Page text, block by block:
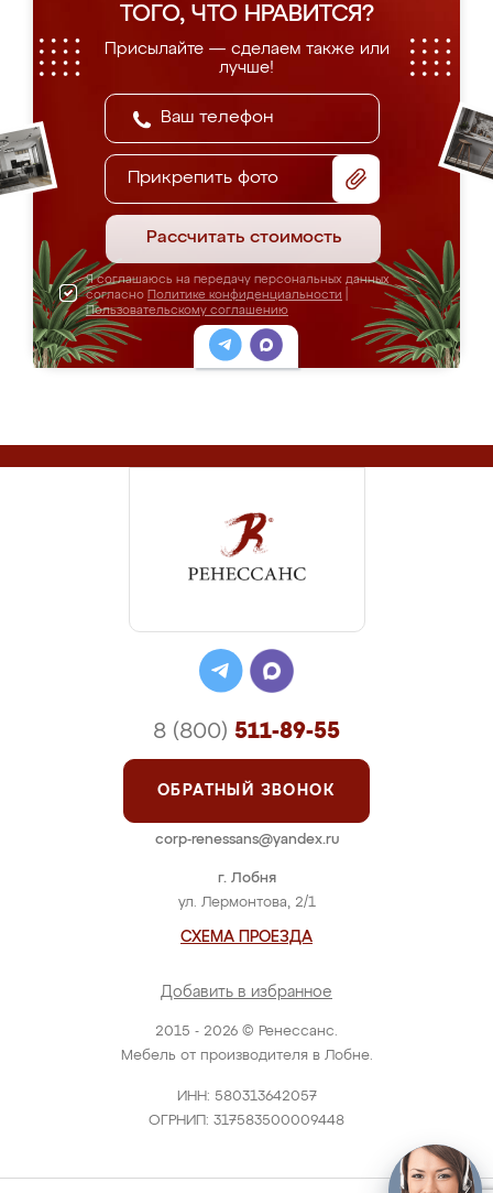
ТОГО, ЧТО НРАВИТСЯ?
Присылайте — сделаем также или
лучше!
Прикрепить фото
Рассчитать стоимость
Я соглашаюсь на передачу персональных данных
согласно Политике конфиденциальности
Пользовательскому соглашению
2015 - 2026 © Ренессанс.
Мебель от производителя в Лобне.
ИНН: 580313642057
ОГРНИП: 317583500009448
г. Лобня
ул. Лермонтова, 2/1
СХЕМА ПРОЕЗДА
Добавить в избранное
8 (800) 511-89-55
ОБРАТНЫЙ ЗВОНОК
corp-renessans@yandex.ru